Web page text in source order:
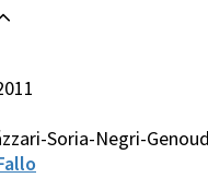
Soria-Negri-